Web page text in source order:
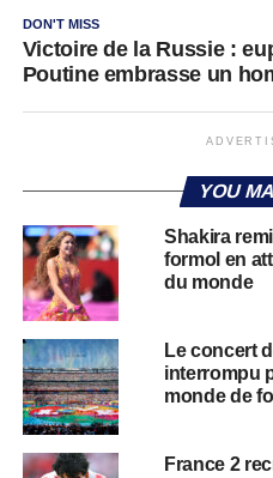
DON'T MISS
Victoire de la Russie :
Poutine embrasse un
YOU
Shakira
formol en
du monde
Le concert
interrompu
monde de
France 2